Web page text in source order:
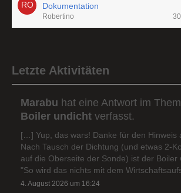
Dokumentation
Robertino
Letzte Aktivitäten
Marabu hat eine Antwort im
Boiler undicht verfasst.
[…] Yup, das wars! Danke für den Hinweis
Nach Tausch der Dichtung (und etwas 2-
auf die Oberseite der Sonde) ist der Boiler
"So wird das nichts mit dem
4. August 2026 um 16:24